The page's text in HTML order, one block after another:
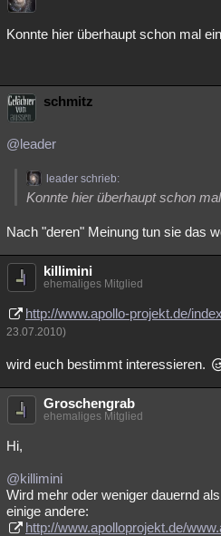
Konnte hier überhaupt schon mal
schmitz
@leader
leader schrieb:
Konnte hier überhaupt schon
Nach "deren" Meinung tun sie das
killimini
ehemaliges Mitglied
http://www.apollo-projekt.de/
23.07.2010)
wird euch bestimmt interessieren.
Groschengrab
ehemaliges Mitglied
Hi,
@killimini
Wird mehr oder weniger dauernd
einige andere:
http://www.apolloprojekt.de/